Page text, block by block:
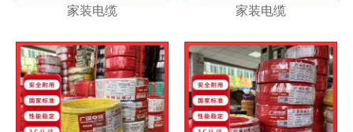
家装电缆 家装电缆